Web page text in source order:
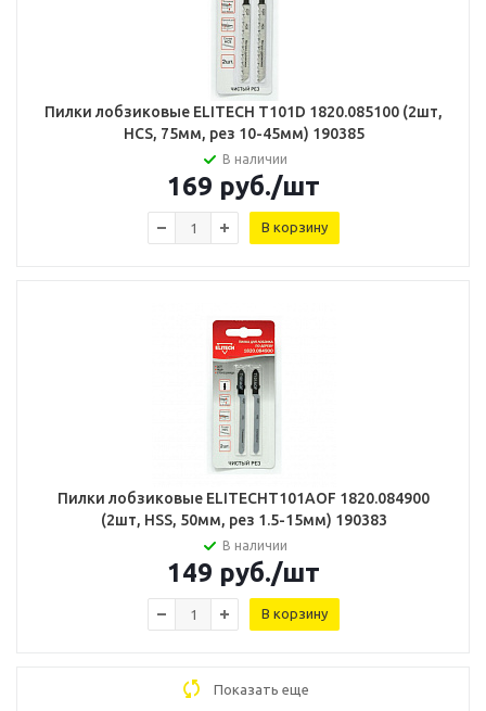
Пилки лобзиковые ELITECH T101D 1820.085100 (2шт,
HCS, 75мм, рез 10-45мм) 190385
В наличии
169 руб./шт
В корзину
Пилки лобзиковые ELITECHT101AOF 1820.084900
(2шт, HSS, 50мм, рез 1.5-15мм) 190383
В наличии
149 руб./шт
В корзину
Показать еще